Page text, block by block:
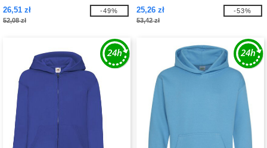
26,51 zł
52,08 zł
-49%
25,26 zł
53,42 zł
-53%